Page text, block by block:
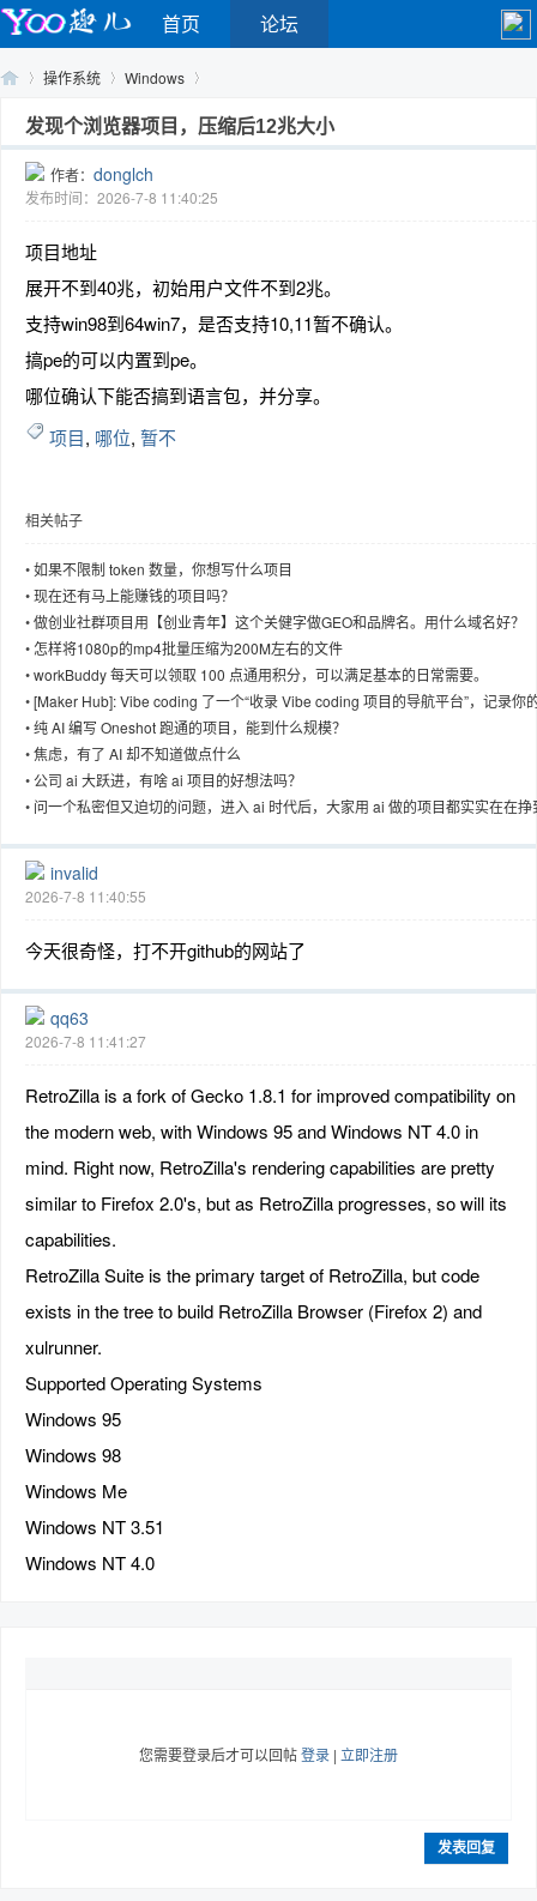
首页 论坛
操作系统
›
Windows
发现个浏览器项目，压缩后12兆大小
作者： donglch
发布时间：2026-7-8 11:40:25
项目地址
展开不到40兆，初始用户文件不到2兆。
支持win98到64win7，是否支持10,11暂不确认。
搞pe的可以内置到pe。
哪位确认下能否搞到语言包，并分享。
项目, 哪位, 暂不
相关帖子
•如果不限制 token 数量，你想写什么项目
•现在还有马上能赚钱的项目吗？
•做创业社群项目用【创业青年】这个关健字做GEO和品牌名。用什么域名好？
• 怎样将1080p的mp4批量压缩为200M左右的文件
•workBuddy 每天可以领取 100 点通用积分，可以满足基本的日常需要。
•[Maker Hub]: Vibe coding 了一个“收录 Vibe coding 项目的导航平台”，记录你
目让更多人知道
•纯 AI 编写 Oneshot 跑通的项目，能到什么规模？
•焦虑，有了 AI 却不知道做点什么
•公司 ai 大跃进，有啥 ai 项目的好想法吗？
• 问一个私密但又迫切的问题，进入 ai 时代后，大家用 ai 做的项目都实实在在挣
invalid
2026-7-8 11:40:55
今天很奇怪，打不开github的网站了
qq63
2026-7-8 11:41:27
RetroZilla is a fork of Gecko 1.8.1 for improved compatibility on
the modern web, with Windows 95 and Windows NT 4.0 in
mind. Right now, RetroZilla's rendering capabilities are pretty
similar to Firefox 2.0's, but as RetroZilla progresses, so will its
capabilities.
RetroZilla Suite is the primary target of RetroZilla, but code
exists in the tree to build RetroZilla Browser (Firefox 2) and
xulrunner.
Supported Operating Systems
Windows 95
Windows 98
Windows Me
Windows NT 3.51
Windows NT 4.0
您需要登录后才可以回帖登录 | 立即注册
发表回复